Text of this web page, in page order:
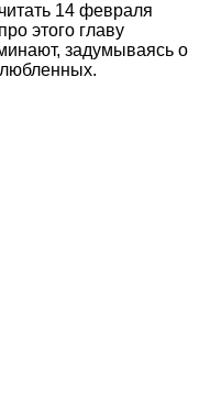
14 февраля
этого главу
задумываясь о